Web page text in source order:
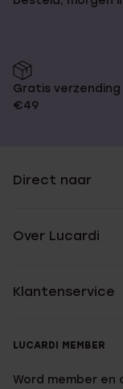
Gratis
€49
Direct naar
Over Lucardi
Klantenservice
LUCARDI MEMBER
Word member en